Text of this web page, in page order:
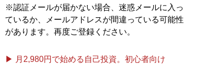
※認証メールが届かない場合、迷惑メールに入っ
ているか、メールアドレスが間違っている可能性
があります。再度ご登録ください。
▶ 月2,980円で始める自己投資。初心者向け